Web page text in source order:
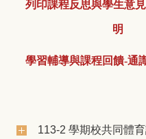
列印課程反思與學生意
明
學習輔導與課程回饋-通
113-2 學期校共同體